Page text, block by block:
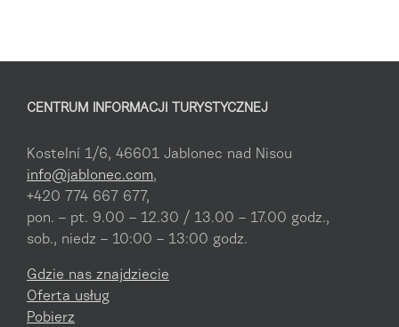
CENTRUM INFORMACJI TURYSTYCZNEJ
Kostelní 1/6, 46601 Jablonec nad Nisou
info@jablonec.com,
+420 774 667 677,
pon. – pt. 9.00 – 12.30 / 13.00 – 17.00 godz.,
sob., niedz – 10:00 – 13:00 godz.
Gdzie nas znajdziecie
Oferta usług
Pobierz